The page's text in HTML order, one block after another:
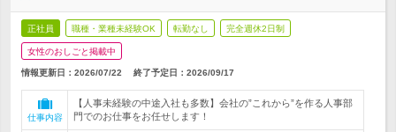
正社員 職種・業種未経験OK 転勤なし 完全週休2日制
女性のおしごと掲載中
情報更新日：2026/07/22 終了予定日： 2026/09/17
仕事内容
【人事未経験の中途入社も多数】会社の”これから”を作る人事部
門でのお仕事をお任せします！